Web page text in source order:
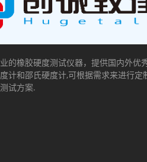
的橡胶硬度测试仪器，提供国内外优
计和邵氏硬度计,可根据需求来进行定
试方案.